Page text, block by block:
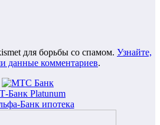
для борьбы со спамом. Узнайте,
данные комментариев.